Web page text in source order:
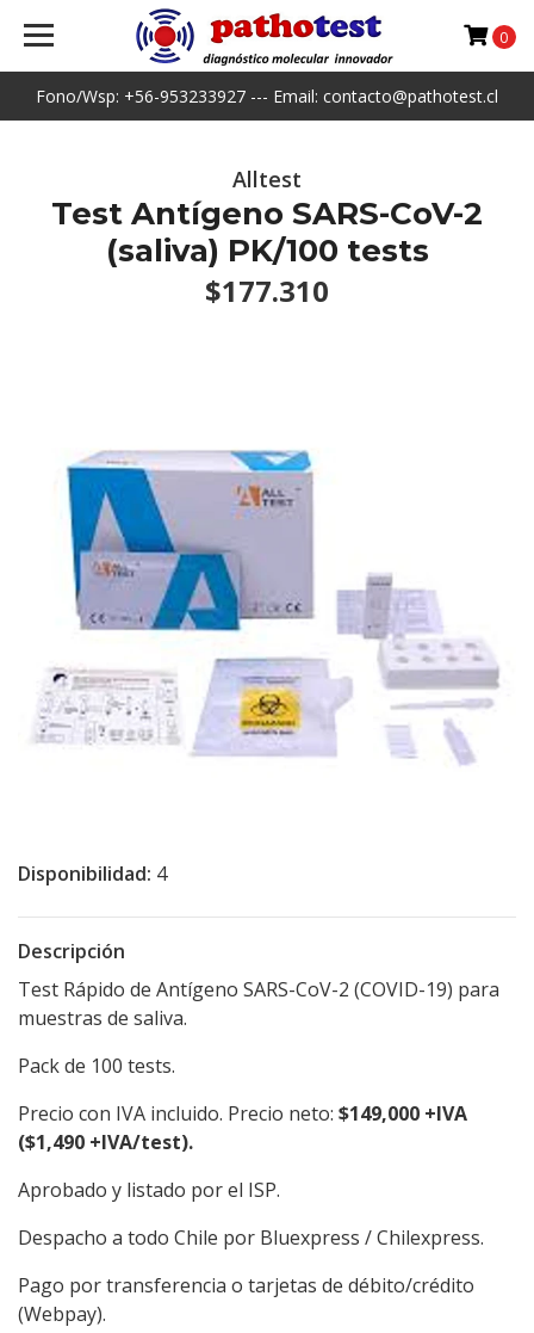
Fono/Wsp: +56-953233927 --- Email: contacto@pathotest.cl
0
Alltest
Test Antígeno SARS-CoV-2
(saliva) PK/100 tests
$177.310
Disponibilidad: 4
Descripción
Test Rápido de Antígeno SARS-CoV-2 (COVID-19) para
muestras de saliva.
Pack de 100 tests.
Precio con IVA incluido. Precio neto: $149,000 +IVA
($1,490 +IVA/test).
Aprobado y listado por el ISP.
Despacho a todo Chile por Bluexpress / Chilexpress.
Pago por transferencia o tarjetas de débito/crédito
(Webpay).